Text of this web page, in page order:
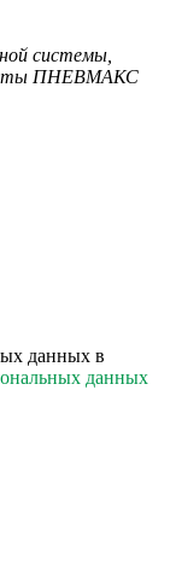
системы,
ПНЕВМАКС
данных в
данных